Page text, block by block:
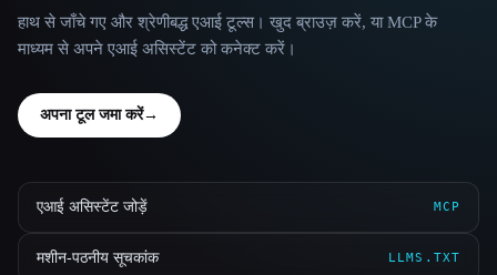
हाथ से जाँचे गए और श्रेणीबद्ध एआई टूल्स। खुद ब्राउज़ करें, या MCP के
माध्यम से अपने एआई असिस्टेंट को कनेक्ट करें।
अपना टूल जमा करें→
एआई असिस्टेंट जोड़ें MCP
मशीन-पठनीय सूचकांक LLMS.TXT